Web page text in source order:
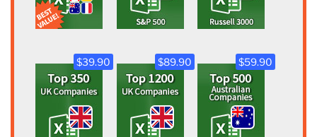
$39.90 $89.90 $59.90